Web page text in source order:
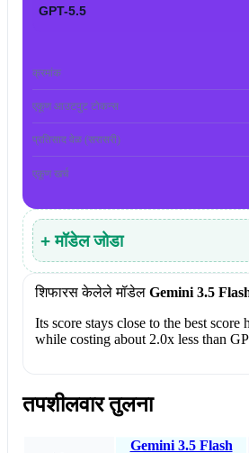
GPT-5.5
क्रमांक
एकूण आउटपुट टोकन्स
प्रतिसाद वेळ (सरासरी)
एकूण खर्च
+ मॉडेल जोडा
शिफारस केलेले मॉडेल Gemini 3.5
Its score stays close to the best score
while costing about 2.0x less than
तपशीलवार तुलना
Gemini 3.5 Flash